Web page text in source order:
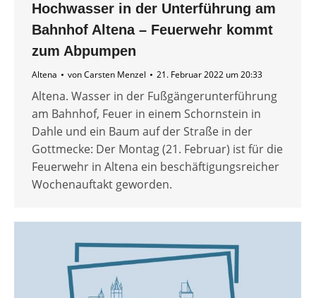
Hochwasser in der Unterführung am
Bahnhof Altena – Feuerwehr kommt
zum Abpumpen
Altena vonCarsten Menzel 21. Februar 2022 um 20:33
Altena. Wasser in der Fußgängerunterführung
am Bahnhof, Feuer in einem Schornstein in
Dahle und ein Baum auf der Straße in der
Gottmecke: Der Montag (21. Februar) ist für die
Feuerwehr in Altena ein beschäftigungsreicher
Wochenauftakt geworden.